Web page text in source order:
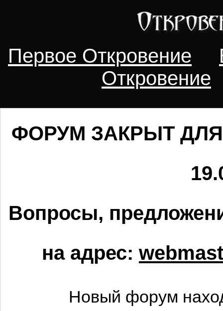
Первое Откровение
Откровение
ФОРУМ ЗАКРЫТ
Вопросы,
на адрес:
Новый форум